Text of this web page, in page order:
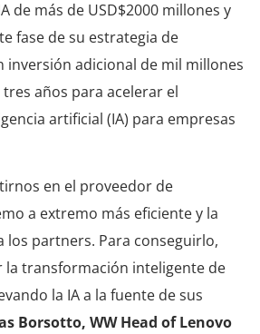
de más de USD$2000 millones y
fase de su estrategia de
inversión adicional de mil millones
años para acelerar el
artificial (IA) para empresas
en el proveedor de
a extremo más eficiente y la
los partners. Para conseguirlo,
la transformación inteligente de
la IA a la fuente de sus
Borsotto, WW Head of Lenovo